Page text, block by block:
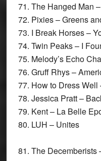
71. The Hanged Man
72. Pixies – Greens
73. I Break Horses –
74. Twin Peaks – I
75. Melody’s Echo
76. Gruff Rhys –
77. How to Dress
78. Jessica Pratt –
79. Kent – La Belle
80. LUH – Unites
81. The Decemberists